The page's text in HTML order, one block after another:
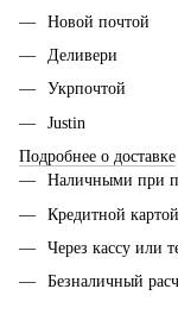
Новой почтой
Деливери
Укрпочтой
Justin
Подробнее о доставке
Наличными при
Кредитной
Через кассу или
Безналичный